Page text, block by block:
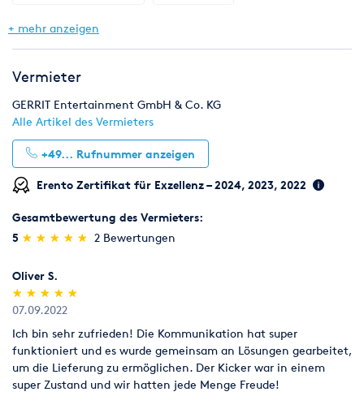
Eventmodule & Attraktionen
+ mehr anzeigen
Vermieter
GERRIT Entertainment GmbH & Co. KG
Alle Artikel des Vermieters
+49... Rufnummer anzeigen
Erento Zertifikat für Exzellenz – 2024, 2023, 2022
Gesamtbewertung des Vermieters:
5 (*)
★
★
(*) ★
★
(*) ★
★
(*) ★
★
(*) ★
★ 2 Bewertungen
Oliver S.
(*)
★
★
(*) ★
★
(*) ★
★
(*) ★
★
(*) ★
★
07.09.2022
Ich bin sehr zufrieden! Die Kommunikation hat super
funktioniert und es wurde gemeinsam an Lösungen gearbeitet,
um die Lieferung zu ermöglichen. Der Kicker war in einem
super Zustand und wir hatten jede Menge Freude!